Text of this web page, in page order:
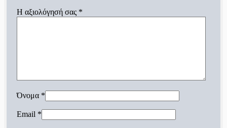
Η αξιολόγησή σας *
Όνομα *
Email *